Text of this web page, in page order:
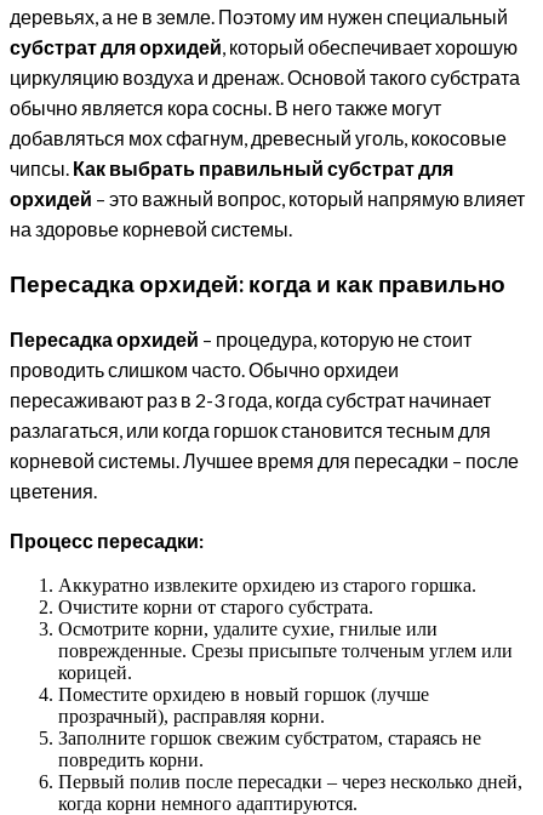
деревьях, а не в земле. Поэтому им нужен специальный
субстрат для орхидей, который обеспечивает хорошую
циркуляцию воздуха и дренаж. Основой такого субстрата
обычно является кора сосны. В него также могут
добавляться мох сфагнум, древесный уголь, кокосовые
чипсы. Как выбрать правильный субстрат для
орхидей – это важный вопрос, который напрямую влияет
на здоровье корневой системы.
Пересадка орхидей: когда и как правильно
Пересадка орхидей – процедура, которую не стоит
проводить слишком часто. Обычно орхидеи
пересаживают раз в 2-3 года, когда субстрат начинает
разлагаться, или когда горшок становится тесным для
корневой системы. Лучшее время для пересадки – после
цветения.
Процесс пересадки:
Аккуратно извлеките орхидею из старого горшка.
Очистите корни от старого субстрата.
Осмотрите корни, удалите сухие, гнилые или
поврежденные. Срезы присыпьте толченым углем или
корицей.
Поместите орхидею в новый горшок (лучше
прозрачный), расправляя корни.
Заполните горшок свежим субстратом, стараясь не
повредить корни.
Первый полив после пересадки – через несколько дней,
когда корни немного адаптируются.